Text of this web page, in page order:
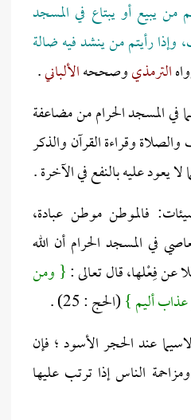
من يبيع أو يبتاع في المسجد
وإذا رأيتم من ينشد فيه ضالة
الترمذيوصححهالألباني.
في المسجد الحرام من مضاعفة
وقراءة القرآن والذكر
يعود عليه بالنفع في الآخرة .
فالموطن موطن عبادة،
في المسجد الحرام أن الله
عن فِعْلها، قال تعالى :{ ومن
عذاب أليم }(الحج : 25) .
عند الحجر الأسود ؛ فإن
الناس إذا ترتب عليها